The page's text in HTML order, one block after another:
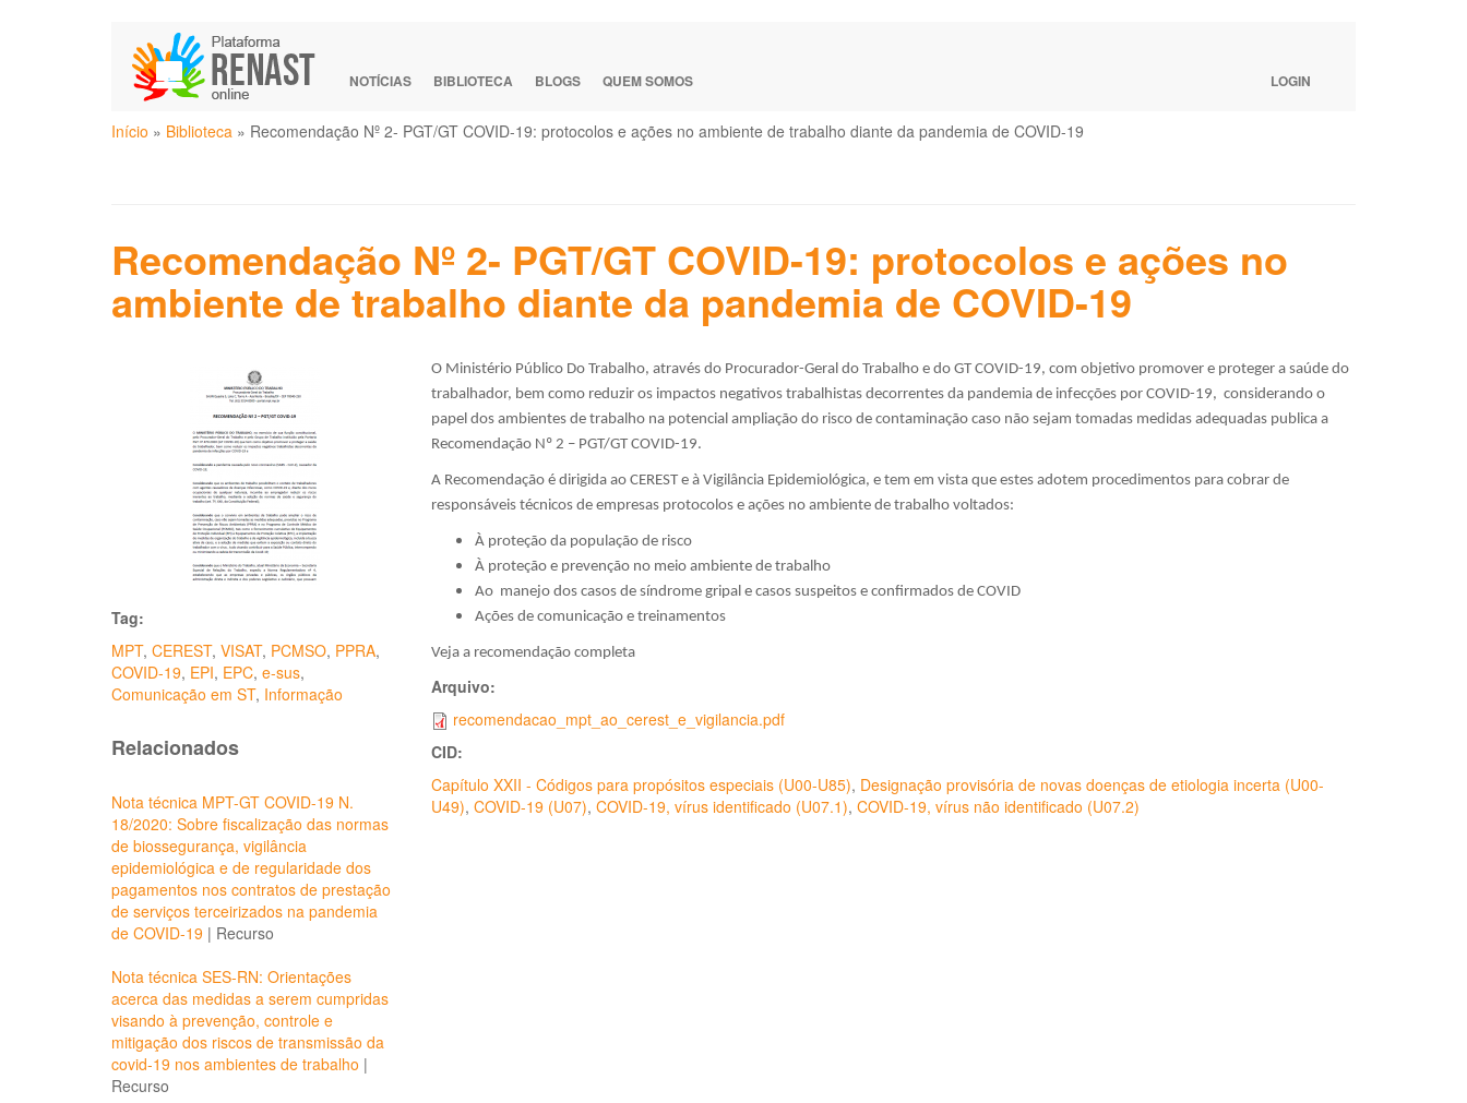
NOTÍCIAS BIBLIOTECA BLOGS QUEM SOMOS LOGIN
Você
Início » Biblioteca » Recomendação Nº 2- PGT/GT COVID-19: protocolos e ações no ambiente de trabalho diante da pandemia de COVID-19
Recomendação Nº 2- PGT/GT COVID-19: protocolos e ações no
ambiente de trabalho diante da pandemia de COVID-19
Tag:
MPT, CEREST, VISAT, PCMSO, PPRA,
COVID-19, EPI, EPC, e-sus,
Comunicação em ST, Informação
Relacionados
Nota técnica MPT-GT COVID-19 N.
18/2020: Sobre fiscalização das normas
de biossegurança, vigilância
epidemiológica e de regularidade dos
pagamentos nos contratos de prestação
de serviços terceirizados na pandemia
de COVID-19 | Recurso
Nota técnica SES-RN: Orientações
acerca das medidas a serem cumpridas
visando à prevenção, controle e
mitigação dos riscos de transmissão da
covid-19 nos ambientes de trabalho |
Recurso
O Ministério Público Do Trabalho, através do Procurador-Geral do Trabalho e do GT COVID-19, com objetivo promover e proteger a saúde do
trabalhador, bem como reduzir os impactos negativos trabalhistas decorrentes da pandemia de infecções por COVID-19, considerando o
papel dos ambientes de trabalho na potencial ampliação do risco de contaminação caso não sejam tomadas medidas adequadas publica a
Recomendação Nº 2 – PGT/GT COVID-19.
A Recomendação é dirigida ao CEREST e à Vigilância Epidemiológica, e tem em vista que estes adotem procedimentos para cobrar de
responsáveis técnicos de empresas protocolos e ações no ambiente de trabalho voltados:
À proteção da população de risco
À proteção e prevenção no meio ambiente de trabalho
Ao manejo dos casos de síndrome gripal e casos suspeitos e confirmados de COVID
Ações de comunicação e treinamentos
Veja a recomendação completa
Arquivo:
recomendacao_mpt_ao_cerest_e_vigilancia.pdf
CID:
Capítulo XXII - Códigos para propósitos especiais (U00-U85), Designação provisória de novas doenças de etiologia incerta (U00-
U49), COVID-19 (U07), COVID-19, vírus identificado (U07.1), COVID-19, vírus não identificado (U07.2)